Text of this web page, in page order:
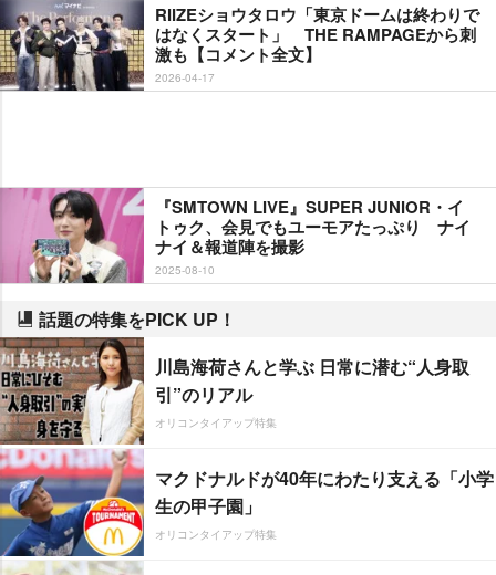
RIIZEショウタロウ「東京ドームは終わりで
はなくスタート」 THE RAMPAGEから刺
激も【コメント全文】
2026-04-17
『SMTOWN LIVE』SUPER JUNIOR・イ
トゥク、会見でもユーモアたっぷり ナイ
ナイ＆報道陣を撮影
2025-08-10
話題の特集をPICK UP！
川島海荷さんと学ぶ 日常に潜む“人身取
引”のリアル
オリコンタイアップ特集
マクドナルドが40年にわたり支える「小学
生の甲子園」
オリコンタイアップ特集